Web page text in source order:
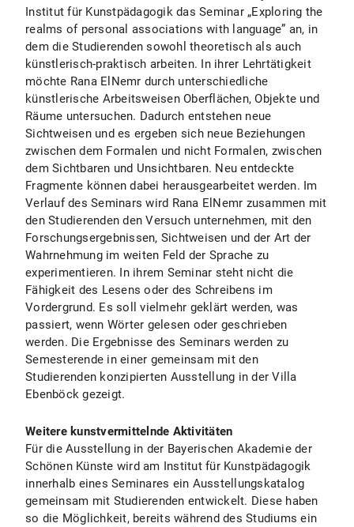
Institut für Kunstpädagogik das Seminar „Exploring the
realms of personal associations with language” an, in
dem die Studierenden sowohl theoretisch als auch
künstlerisch-praktisch arbeiten. In ihrer Lehrtätigkeit
möchte Rana ElNemr durch unterschiedliche
künstlerische Arbeitsweisen Oberflächen, Objekte und
Räume untersuchen. Dadurch entstehen neue
Sichtweisen und es ergeben sich neue Beziehungen
zwischen dem Formalen und nicht Formalen, zwischen
dem Sichtbaren und Unsichtbaren. Neu entdeckte
Fragmente können dabei herausgearbeitet werden. Im
Verlauf des Seminars wird Rana ElNemr zusammen mit
den Studierenden den Versuch unternehmen, mit den
Forschungsergebnissen, Sichtweisen und der Art der
Wahrnehmung im weiten Feld der Sprache zu
experimentieren. In ihrem Seminar steht nicht die
Fähigkeit des Lesens oder des Schreibens im
Vordergrund. Es soll vielmehr geklärt werden, was
passiert, wenn Wörter gelesen oder geschrieben
werden. Die Ergebnisse des Seminars werden zu
Semesterende in einer gemeinsam mit den
Studierenden konzipierten Ausstellung in der Villa
Ebenböck gezeigt.
Weitere kunstvermittelnde Aktivitäten
Für die Ausstellung in der Bayerischen Akademie der
Schönen Künste wird am Institut für Kunstpädagogik
innerhalb eines Seminares ein Ausstellungskatalog
gemeinsam mit Studierenden entwickelt. Diese haben
so die Möglichkeit, bereits während des Studiums ein